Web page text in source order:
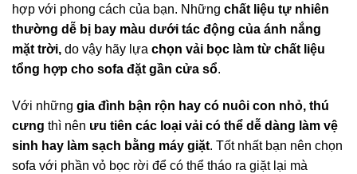
hợp với phong cách của bạn. Những chất liệu tự nhiên
thường dễ bị bay màu dưới tác động của ánh nắng
mặt trời, do vậy hãy lựa chọn vải bọc làm từ chất liệu
tổng hợp cho sofa đặt gần cửa sổ.
Với những gia đình bận rộn hay có nuôi con nhỏ, thú
cưng thì nên ưu tiên các loại vải có thể dễ dàng làm vệ
sinh hay làm sạch bằng máy giặt. Tốt nhất bạn nên chọn
sofa với phần vỏ bọc rời để có thể tháo ra giặt lại mà